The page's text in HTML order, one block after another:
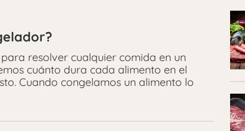
resolver cualquier comida en un
cuánto dura cada alimento en el
Cuando congelamos un alimento lo